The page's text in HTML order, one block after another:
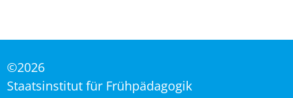
©2026
Staatsinstitut für Frühpädagogik